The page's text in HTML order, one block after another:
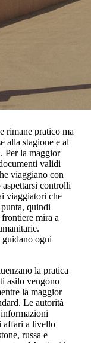
rimane pratico ma
alla stagione e al
Per la maggior
validi
viaggiano con
controlli
viaggiatori che
quindi
mira a
ogni
la pratica
asilo vengono
la maggior
Le autorità
affari a livello
russa e